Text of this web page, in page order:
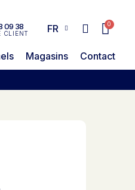
09 38
CLIENT FR
Magasins Contact